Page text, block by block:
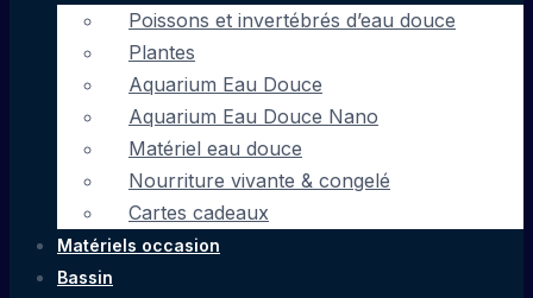
Poissons et invertébrés d’eau douce
Plantes
Aquarium Eau Douce
Aquarium Eau Douce Nano
Matériel eau douce
Nourriture vivante & congelé
Cartes cadeaux
Matériels occasion
Bassin